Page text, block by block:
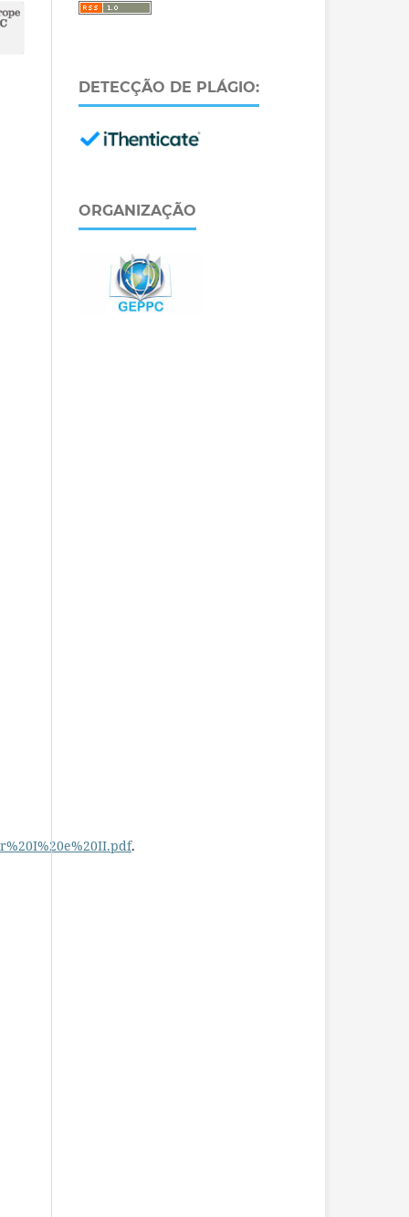
.
DETECÇÃO DE PLÁGIO:
ORGANIZAÇÃO